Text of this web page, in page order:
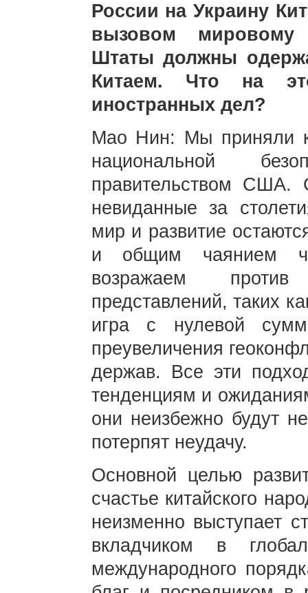
России на Украину
вызовом
Штаты должны
Китаем. Что на
иностранных дел?
Мао Нин: Мы приняли к
национальной
правительством США.
невиданные за
мир и развитие
и общим чаянием
возражаем
представлений, таких
игра с нулевой
преувеличения
держав. Все эти
тенденциям и
они неизбежно будут
потерпят неудачу.
Основной целью
счастье китайского
неизменно выступает
вкладчиком в
международного